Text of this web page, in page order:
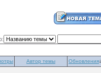
Автор темы Обновления↓